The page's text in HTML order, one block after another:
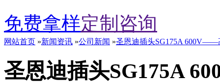
免费拿样定制咨询
网站首页 »新闻资讯 »公司新闻 »圣恩迪插头SG175A 600V——
圣恩迪插头SG175A